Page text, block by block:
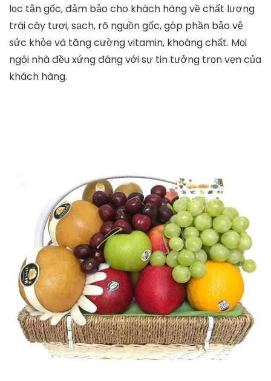
lọc tận gốc, đảm bảo cho khách hàng về chất lượng
trái cây tươi, sạch, rõ nguồn gốc, góp phần bảo vệ
sức khỏe và tăng cường vitamin, khoáng chất. Mọi
ngôi nhà đều xứng đáng với sự tin tưởng trọn vẹn của
khách hàng.